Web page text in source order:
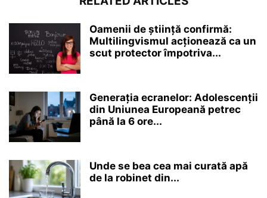
Oamenii de știință confirmă:
Multilingvismul acționează ca un
scut protector împotriva...
Generația ecranelor: Adolescenții
din Uniunea Europeană petrec
până la 6 ore...
Unde se bea cea mai curată apă
de la robinet din...